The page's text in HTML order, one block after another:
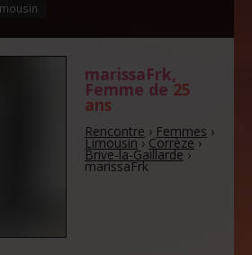
marissaFrk,
Femme de 25
ans
Rencontre › Femmes ›
Limousin› Corrèze›
Brive-la-Gaillarde›
marissaFrk